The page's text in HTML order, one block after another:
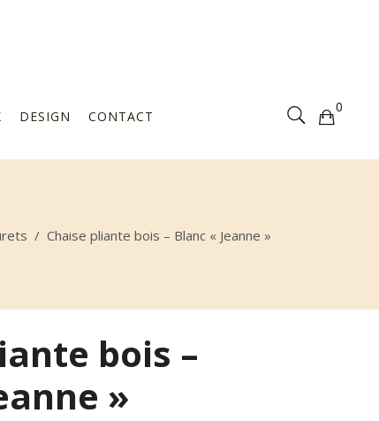
DESIGN CONTACT
0
Votre sélection est vide
/ Chaise pliante bois – Blanc « Jeanne »
bois –
»